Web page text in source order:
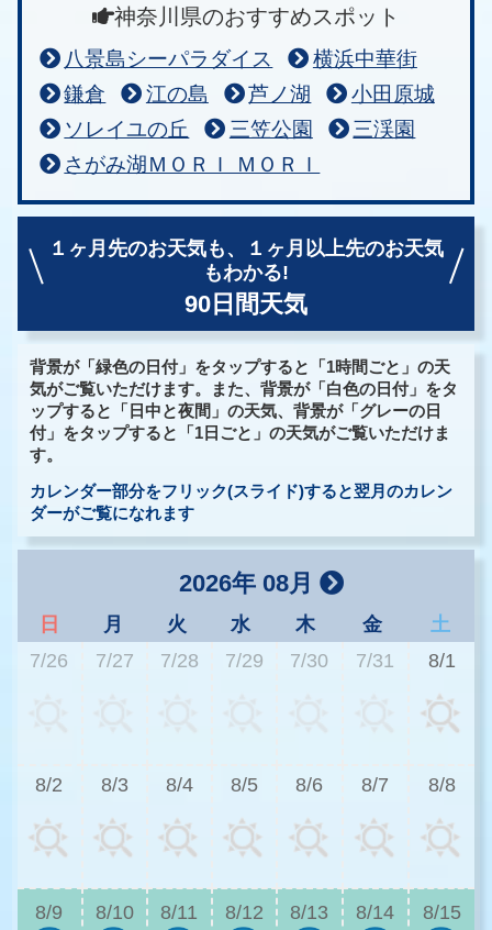
神奈川県のおすすめスポット
八景島シーパラダイス
横浜中華街
鎌倉
江の島 芦ノ湖
小田原城
ソレイユの丘
三笠公園
三渓園
さがみ湖ＭＯＲＩ ＭＯＲＩ
１ヶ月先のお天気も、
１ヶ月以上先のお天気
もわかる!
90日間天気
背景が「緑色の日付」をタップすると「1時間ごと」の天
気がご覧いただけます。また、背景が「白色の日付」をタ
ップすると「日中と夜間」の天気、背景が「グレーの日
付」をタップすると「1日ごと」の天気がご覧いただけま
す。
カレンダー部分をフリック(スライド)すると翌月のカレン
ダーがご覧になれます
2026年 08月
日 月 火 水 木 金
土
7/26
7/27 7/28 7/29 7/30 7/31 8/1
8/2 8/3 8/4 8/5 8/6 8/7 8/8
8/9 8/10 8/11 8/12 8/13 8/14 8/15